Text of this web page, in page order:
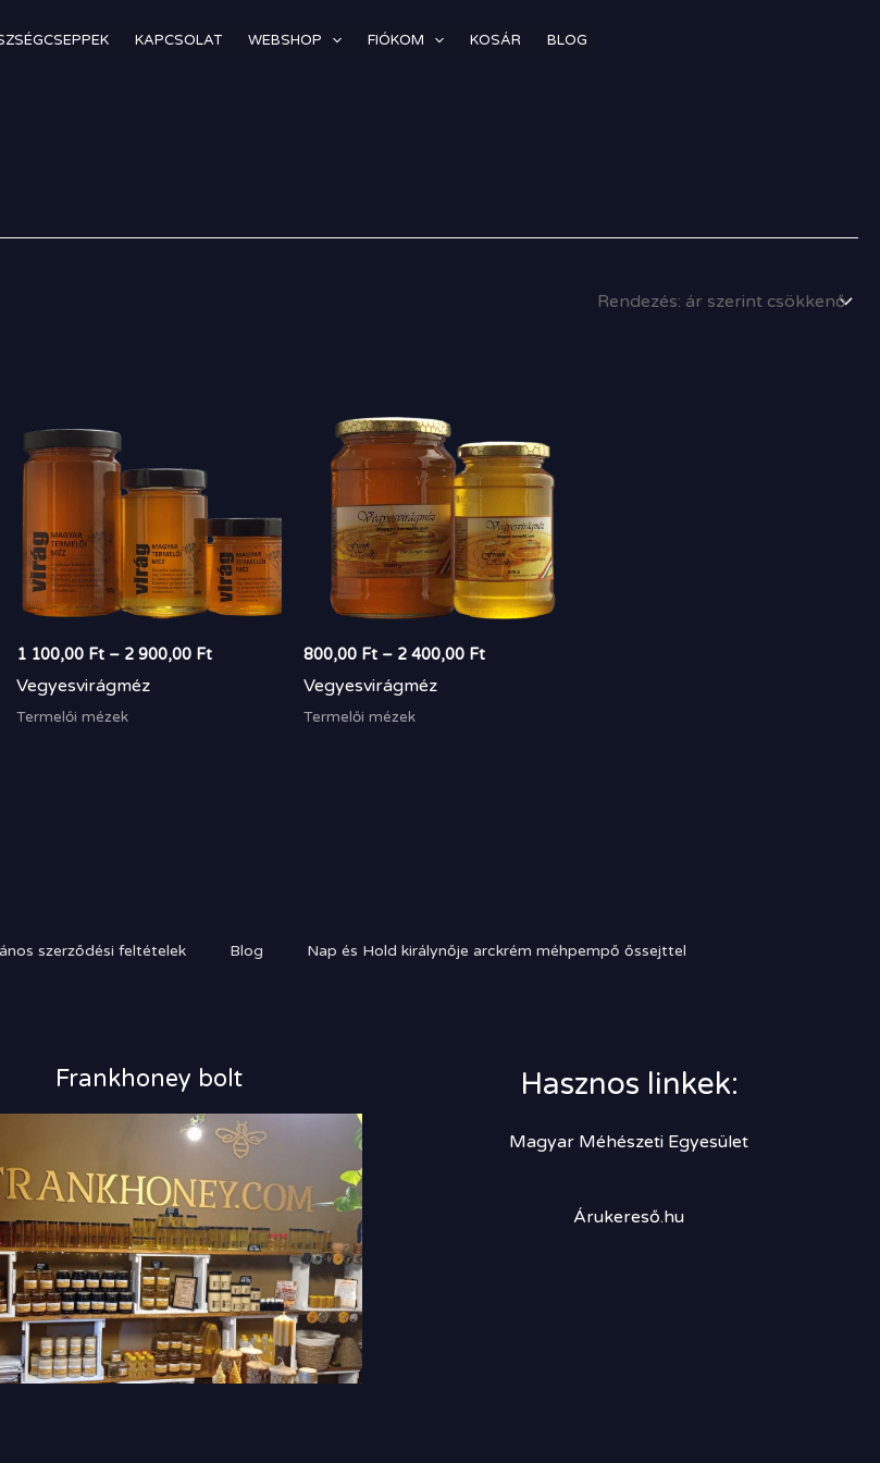
KAPCSOLAT WEBSHOP FIÓKOM KOSÁR BLOG
1 100,00 Ft – 2 900,00 Ft
Vegyesvirágméz
Termelői mézek
800,00 Ft – 2 400,00 Ft
400,00 Ft
Vegyesvirágméz
Termelői mézek
szerződési feltételek Blog Nap és Hold királynője arckrém méhpempő őssejttel
Frankhoney bolt Hasznos linkek:
Magyar Méhészeti Egyesület
Árukereső.hu